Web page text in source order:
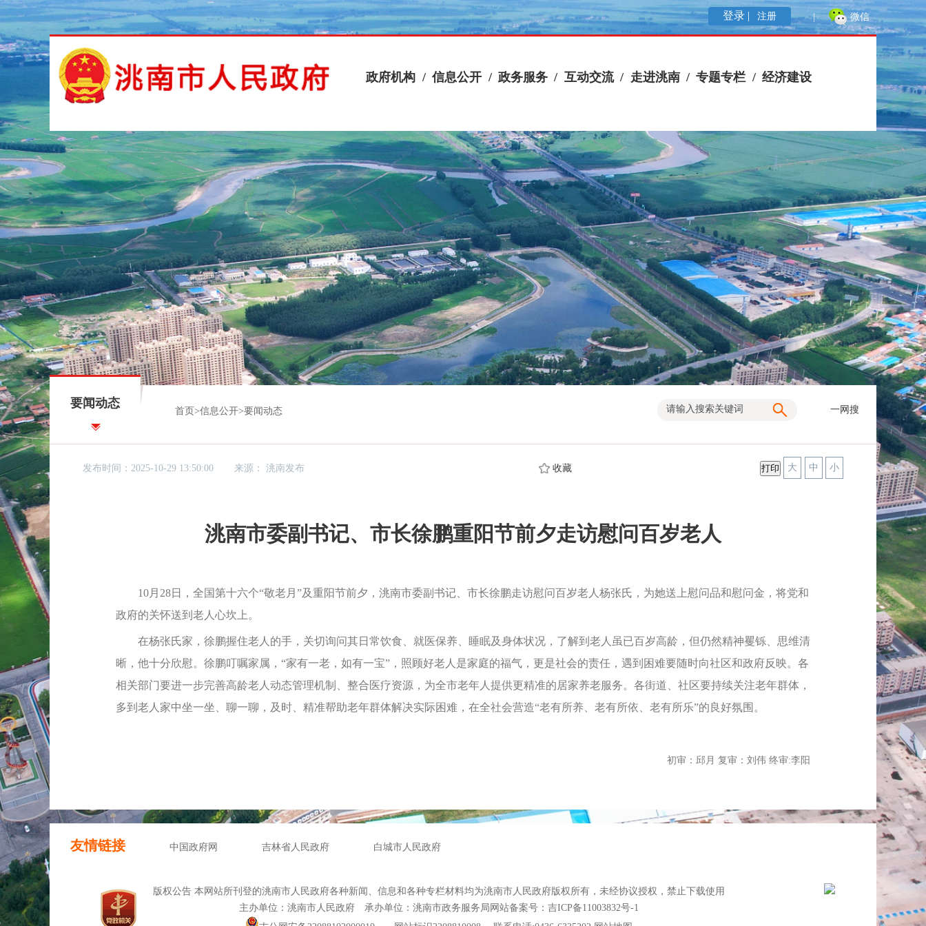
微信
|
登录 | 注册
政府机构 / 信息公开 / 政务服务 / 互动交流 / 走进洮南 / 专题专栏 / 经济建设
要闻动态
首页 >信息公开>要闻动态 一网搜
发布时间：2025-10-29 13:50:00 来源：洮南发布 小
中
大
收藏
洮南市委副书记、市长徐鹏重阳节前夕走访慰问百岁老人
10月28日，全国第十六个“敬老月”及重阳节前夕，洮南市委副书记、市长徐鹏走访慰问百岁老人杨张氏，为她送上慰问品和慰问金，将党和
政府的关怀送到老人心坎上。
在杨张氏家，徐鹏握住老人的手，关切询问其日常饮食、就医保养、睡眠及身体状况，了解到老人虽已百岁高龄，但仍然精神矍铄、思维清
晰，他十分欣慰。徐鹏叮嘱家属，“家有一老，如有一宝”，照顾好老人是家庭的福气，更是社会的责任，遇到困难要随时向社区和政府反映。各
相关部门要进一步完善高龄老人动态管理机制、整合医疗资源，为全市老年人提供更精准的居家养老服务。各街道、社区要持续关注老年群体，
多到老人家中坐一坐、聊一聊，及时、精准帮助老年群体解决实际困难，在全社会营造“老有所养、老有所依、老有所乐”的良好氛围。
初审：邱月 复审：刘伟 终审:李阳
友情链接 中国政府网 吉林省人民政府 白城市人民政府
版权公告 本网站所刊登的洮南市人民政府各种新闻、信息和各种专栏材料均为洮南市人民政府版权所有，未经协议授权，禁止下载使用
主办单位：洮南市人民政府 承办单位：洮南市政务服务局 网站备案号：吉ICP备11003832号-1